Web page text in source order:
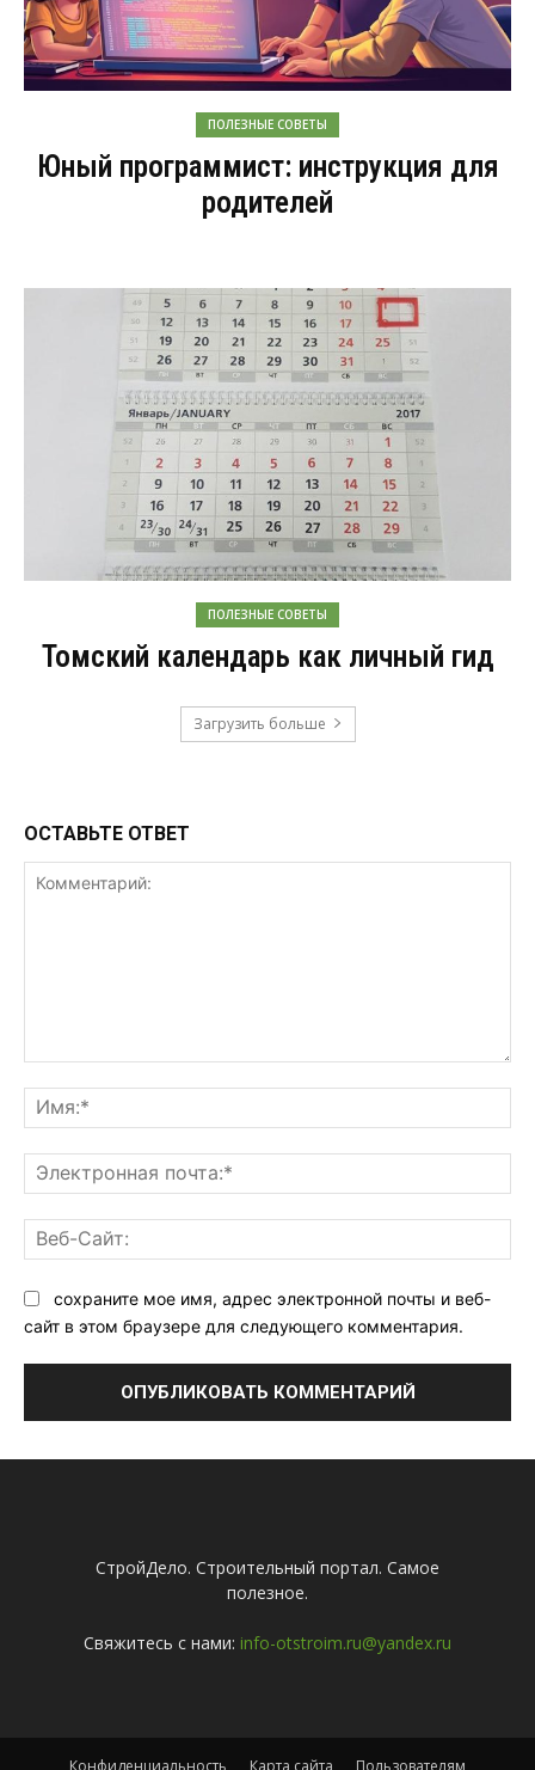
ПОЛЕЗНЫЕ СОВЕТЫ
Юный программист: инструкция для
родителей
ПОЛЕЗНЫЕ СОВЕТЫ
Томский календарь как личный гид
Загрузить больше
ОСТАВЬТЕ ОТВЕТ
сохраните мое имя, адрес электронной почты и веб-
сайт в этом браузере для следующего комментария.
СтройДело. Строительный портал. Самое
полезное.
Свяжитесь с нами: info-otstroim.ru@yandex.ru
Конфиденциальность Карта сайта Пользователям